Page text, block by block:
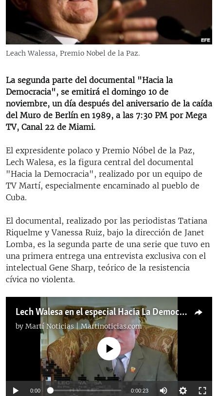
RADIO MARTÍ
ESPECIALES
ESPECIALES
SER VIEJO EN CUBA
KENTU-CUBANO
LOS SANTOS DE HIALEAH
DESINFORMACIÓN RUSA EN AMÉRICA LATINA
LA INVASIÓN DE RUSIA A UCRANIA
MULTIMEDIA
SÍGUENOS
Leach Walessa, Premio Nobel de la Paz.
La segunda parte del documental "Hacia la
Democracia", se emitirá el domingo 10 de
noviembre, un día después del aniversario de la caída
del Muro de Berlín en 1989, a las 7:30 PM por Mega
TV, Canal 22 de Miami.
El expresidente polaco y Premio Nóbel de la Paz,
Lech Walesa, es la figura central del documental
"Hacia la Democracia", realizado por un equipo de
TV Martí, especialmente encaminado al pueblo de
Cuba.
El documental, realizado por las periodistas Tatiana
Riquelme y Vanessa Ruiz, bajo la dirección de Janet
Lomba, es la segunda parte de una serie que tuvo en
una primera entrega una entrevista exclusiva con el
intelectual Gene Sharp, teórico de la resistencia
cívica no violenta.
Lech Walesa en el especial Hacia La Democracia Parte 2
by Martí Noticias | Martinoticias.com
No media source currently available
0:00 0:00:23